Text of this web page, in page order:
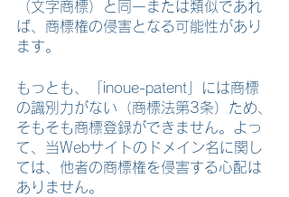
（文字商標）と同一または類似であれ
ば、商標権の侵害となる可能性があり
ます。
もっとも、「inoue-patent」には商標
の識別力がない（商標法第3条）ため、
そもそも商標登録ができません。よっ
て、当Webサイトのドメイン名に関し
ては、他者の商標権を侵害する心配は
ありません。